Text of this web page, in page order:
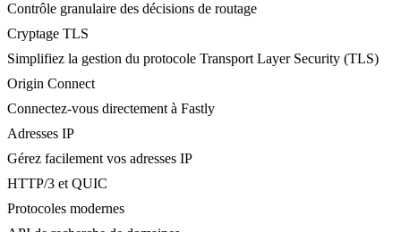
Contrôle granulaire des décisions de routage
Cryptage TLS
Simplifiez la gestion du protocole Transport Layer Security (TLS)
Origin Connect
Connectez-vous directement à Fastly
Adresses IP
Gérez facilement vos adresses IP
HTTP/3 et QUIC
Protocoles modernes